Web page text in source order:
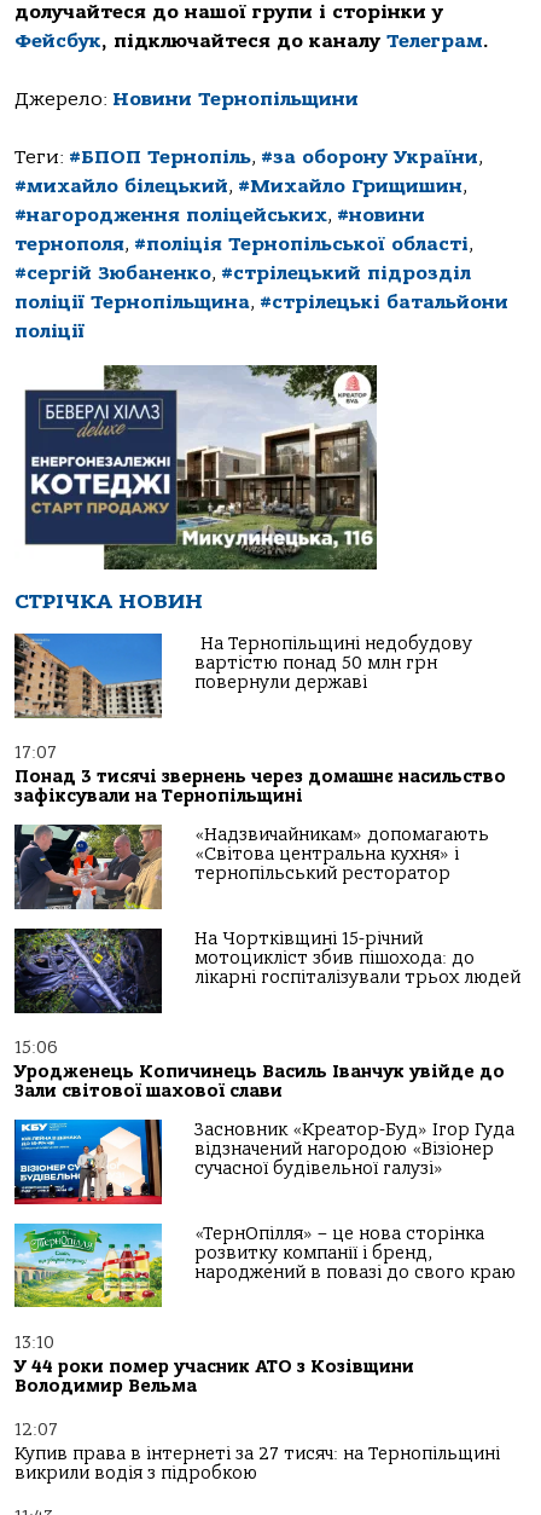
долучайтеся до нашої групи і сторінки у
Фейсбук, підключайтеся до каналу Телеграм.
Джерело: Новини Тернопільщини
Теги: #БПОП Тернопіль, #за оборону України,
#михайло білецький, #Михайло Грищишин,
#нагородження поліцейських, #новини
тернополя, #поліція Тернопільської області,
#сергій Зюбаненко, #стрілецький підрозділ
поліції Тернопільщина, #стрілецькі батальйони
поліції
СТРІЧКА НОВИН
На Тернопільщині недобудову
вартістю понад 50 млн грн
повернули державі
17:07
Понад 3 тисячі звернень через домашнє насильство
зафіксували на Тернопільщині
«Надзвичайникам» допомагають
«Світова центральна кухня» і
тернопільський ресторатор
На Чортківщині 15-річний
мотоцикліст збив пішохода: до
лікарні госпіталізували трьох людей
15:06
Уродженець Копичинець Василь Іванчук увійде до
Зали світової шахової слави
Засновник «Креатор-Буд» Ігор Гуда
відзначений нагородою «Візіонер
сучасної будівельної галузі»
«ТернОпілля» – це нова сторінка
розвитку компанії і бренд,
народжений в повазі до свого краю
13:10
У 44 роки помер учасник АТО з Козівщини
Володимир Вельма
12:07
Купив права в інтернеті за 27 тисяч: на Тернопільщині
викрили водія з підробкою